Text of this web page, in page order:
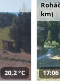
20,2 °C
km)
17:06